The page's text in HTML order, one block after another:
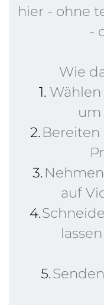
hier - ohne
-
Wie
um
Bereiten
auf